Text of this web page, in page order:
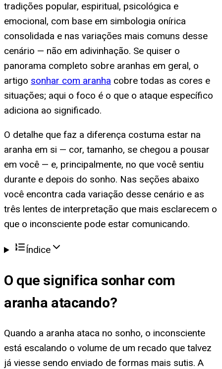
tradições popular, espiritual, psicológica e
emocional, com base em simbologia onírica
consolidada e nas variações mais comuns desse
cenário — não em adivinhação. Se quiser o
panorama completo sobre aranhas em geral, o
artigo sonhar com aranha cobre todas as cores e
situações; aqui o foco é o que o ataque específico
adiciona ao significado.
O detalhe que faz a diferença costuma estar na
aranha em si — cor, tamanho, se chegou a pousar
em você — e, principalmente, no que você sentiu
durante e depois do sonho. Nas seções abaixo
você encontra cada variação desse cenário e as
três lentes de interpretação que mais esclarecem o
que o inconsciente pode estar comunicando.
Índice
O que significa sonhar com
aranha atacando?
Quando a aranha ataca no sonho, o inconsciente
está escalando o volume de um recado que talvez
já viesse sendo enviado de formas mais sutis. A